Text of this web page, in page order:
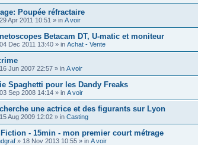
Poupée réfractaire
29 Apr 2011 10:51 » in A voir
Betacam DT, U-matic et moniteur
04 Dec 2011 13:40 » in Achat - Vente
16 Jun 2007 22:57 » in A voir
Spaghetti pour les Dandy Freaks
03 Sep 2008 14:14 » in A voir
une actrice et des figurants sur Lyon
15 Aug 2009 12:02 » in Casting
- 15min - mon premier court métrage
» 18 Nov 2013 10:55 » in A voir